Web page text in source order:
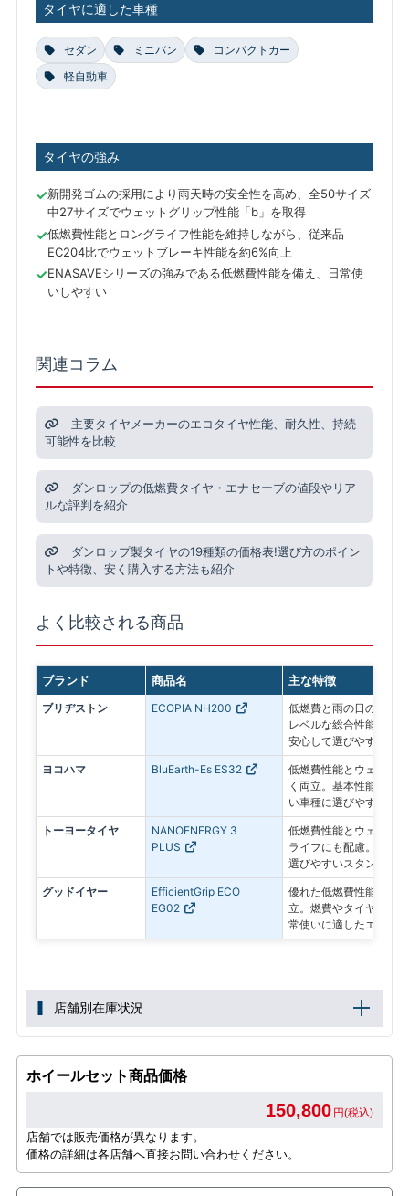
タイヤに適した車種
セダン ミニバン
コンパクトカー
軽自動車
タイヤの強み
新開発ゴムの採用により雨天時の安全性を高め、全50サイズ
中27サイズでウェットグリップ性能「b」を取得
低燃費性能とロングライフ性能を維持しながら、従来品
EC204比でウェットブレーキ性能を約6%向上
ENASAVEシリーズの強みである低燃費性能を備え、日常使
いしやすい
関連コラム
主要タイヤメーカーのエコタイヤ性能、耐久性、持続
可能性を比較
ダンロップの低燃費タイヤ・エナセーブの値段やリア
ルな評判を紹介
ダンロップ製タイヤの19種類の価格表!選び方のポイン
トや特徴、安く購入する方法も紹介
よく比較される商品
ブランド 商品名 主な特徴
ブリヂストン ECOPIA NH200
低燃費と雨の日の安全
レベルな総合性能で、
安心して選びやすい低
ヨコハマ BluEarth-Es ES32
低燃費性能とウェット
く両立。基本性能をし
い車種に選びやすいス
トーヨータイヤ
NANOENERGY 3
PLUS
低燃費性能とウェット
ライフにも配慮。経済
選びやすいスタンダー
グッドイヤー
EfficientGrip ECO
EG02
優れた低燃費性能とロ
立。燃費やタイヤの長
常使いに適したエコタ
店舗別在庫状況
ホイールセット商品価格
150,800 円(税込)
店舗では販売価格が異なります。
価格の詳細は各店舗へ直接お問い合わせください。